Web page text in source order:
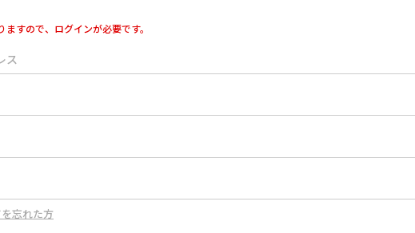
ますので、ログインが必要です。
ス
忘れた方